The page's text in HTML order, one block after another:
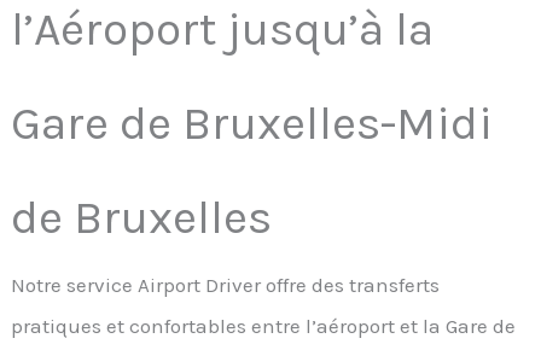
l’Aéroport jusqu’à la
Gare de Bruxelles-Midi
de Bruxelles
Notre service Airport Driver offre des transferts
pratiques et confortables entre l’aéroport et la Gare de